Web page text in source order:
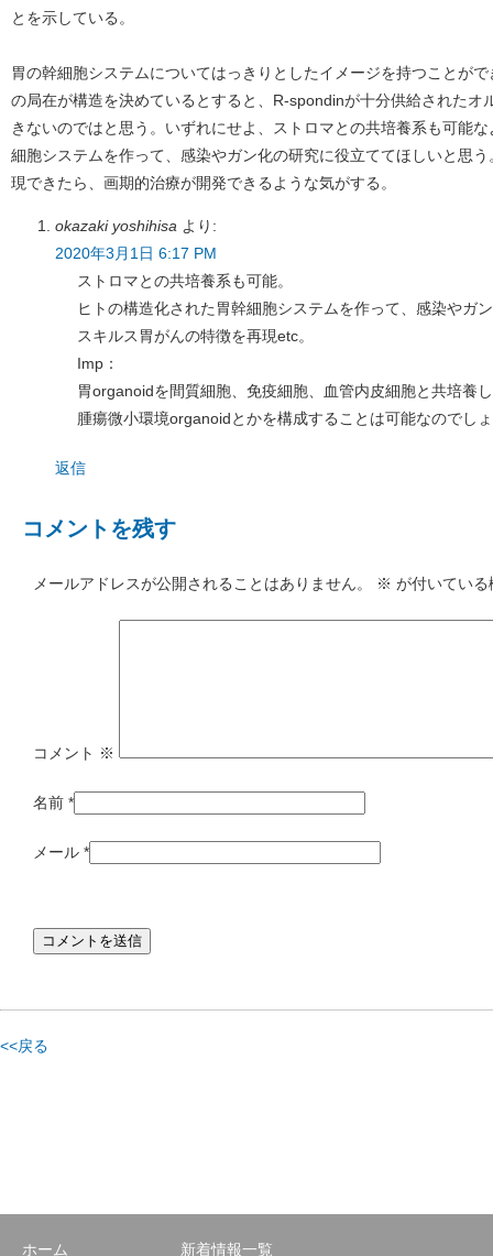
とを示している。
胃の幹細胞システムについてはっきりとしたイメージを持つことが
の局在が構造を決めているとすると、R-spondinが十分供給されたオ
きないのではと思う。いずれにせよ、ストロマとの共培養系も可能
細胞システムを作って、感染やガン化の研究に役立ててほしいと思
現できたら、画期的治療が開発できるような気がする。
okazaki yoshihisa より:
2020年3月1日 6:17 PM
ストロマとの共培養系も可能。
ヒトの構造化された胃幹細胞システムを作って、感染やガ
スキルス胃がんの特徴を再現etc。
Imp：
胃organoidを間質細胞、免疫細胞、血管内皮細胞と共培養
腫瘍微小環境organoidとかを構成することは可能なのでし
返信
コメントを残す
メールアドレスが公開されることはありません。 ※ が付いてい
コメント ※
名前 *
メール *
<<戻る
ホーム 新着情報一覧